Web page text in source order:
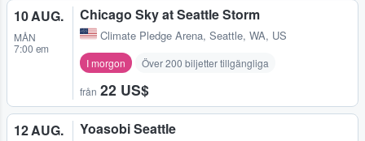
10 AUG.
MÅN
7:00 em
Chicago Sky at Seattle Storm
Climate Pledge Arena, Seattle, WA, US
I morgon Över 200 biljetter tillgängliga
från 22 US$
12 AUG. Yoasobi Seattle